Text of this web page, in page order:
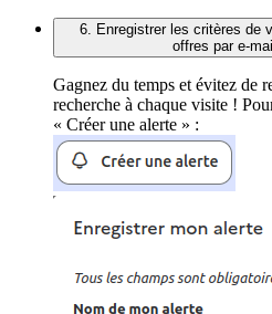
6. Enregistrer les critères de
offres par e-
Gagnez du temps et évitez de
recherche à chaque visite !
« Créer une alerte » :